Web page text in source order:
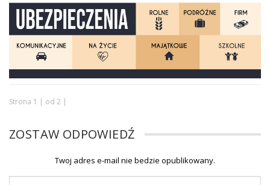
Strona 1 | od 2 |
ZOSTAW ODPOWIEDŹ
Twoj adres e-mail nie bedzie opublikowany.